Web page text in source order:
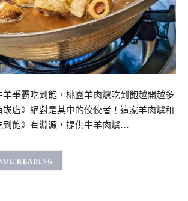
爭霸吃到飽，桃園羊肉爐吃到飽越開越多
崁店》絕對是其中的佼佼者！這家羊肉爐和
到飽》有淵源，提供牛羊肉爐…
READING